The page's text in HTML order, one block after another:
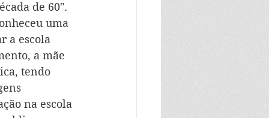
de 60".
uma
a escola
a mãe
tendo
na escola